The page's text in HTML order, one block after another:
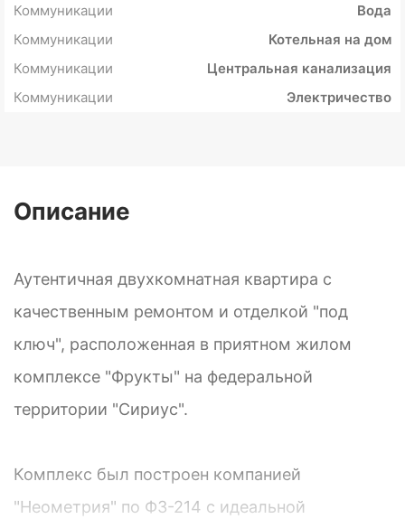
Коммуникации
Вода
Коммуникации
Котельная на дом
Коммуникации
Центральная канализация
Коммуникации
Электричество
Описание
Аутентичная двухкомнатная квартира с
качественным ремонтом и отделкой "под
ключ", расположенная в приятном жилом
комплексе "Фрукты" на федеральной
территории "Сириус".
Комплекс был построен компанией
"Неометрия" по ФЗ-214 с идеальной